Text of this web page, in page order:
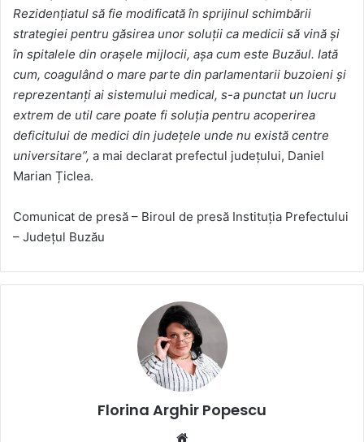
Rezidențiatul să fie modificată în sprijinul schimbării
strategiei pentru găsirea unor soluții ca medicii să vină și
în spitalele din orașele mijlocii, așa cum este Buzăul. Iată
cum, coagulând o mare parte din parlamentarii buzoieni și
reprezentanți ai sistemului medical, s-a punctat un lucru
extrem de util care poate fi soluția pentru acoperirea
deficitului de medici din județele unde nu există centre
universitare”, a mai declarat prefectul județului, Daniel
Marian Țiclea.
Comunicat de presă – Biroul de presă Instituția Prefectului
– Județul Buzău
Florina Arghir Popescu